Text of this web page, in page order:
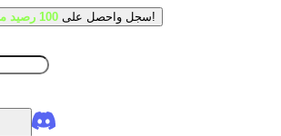
سجل واحصل على 100 رصيد مجاني لاستخدام الأدوات!